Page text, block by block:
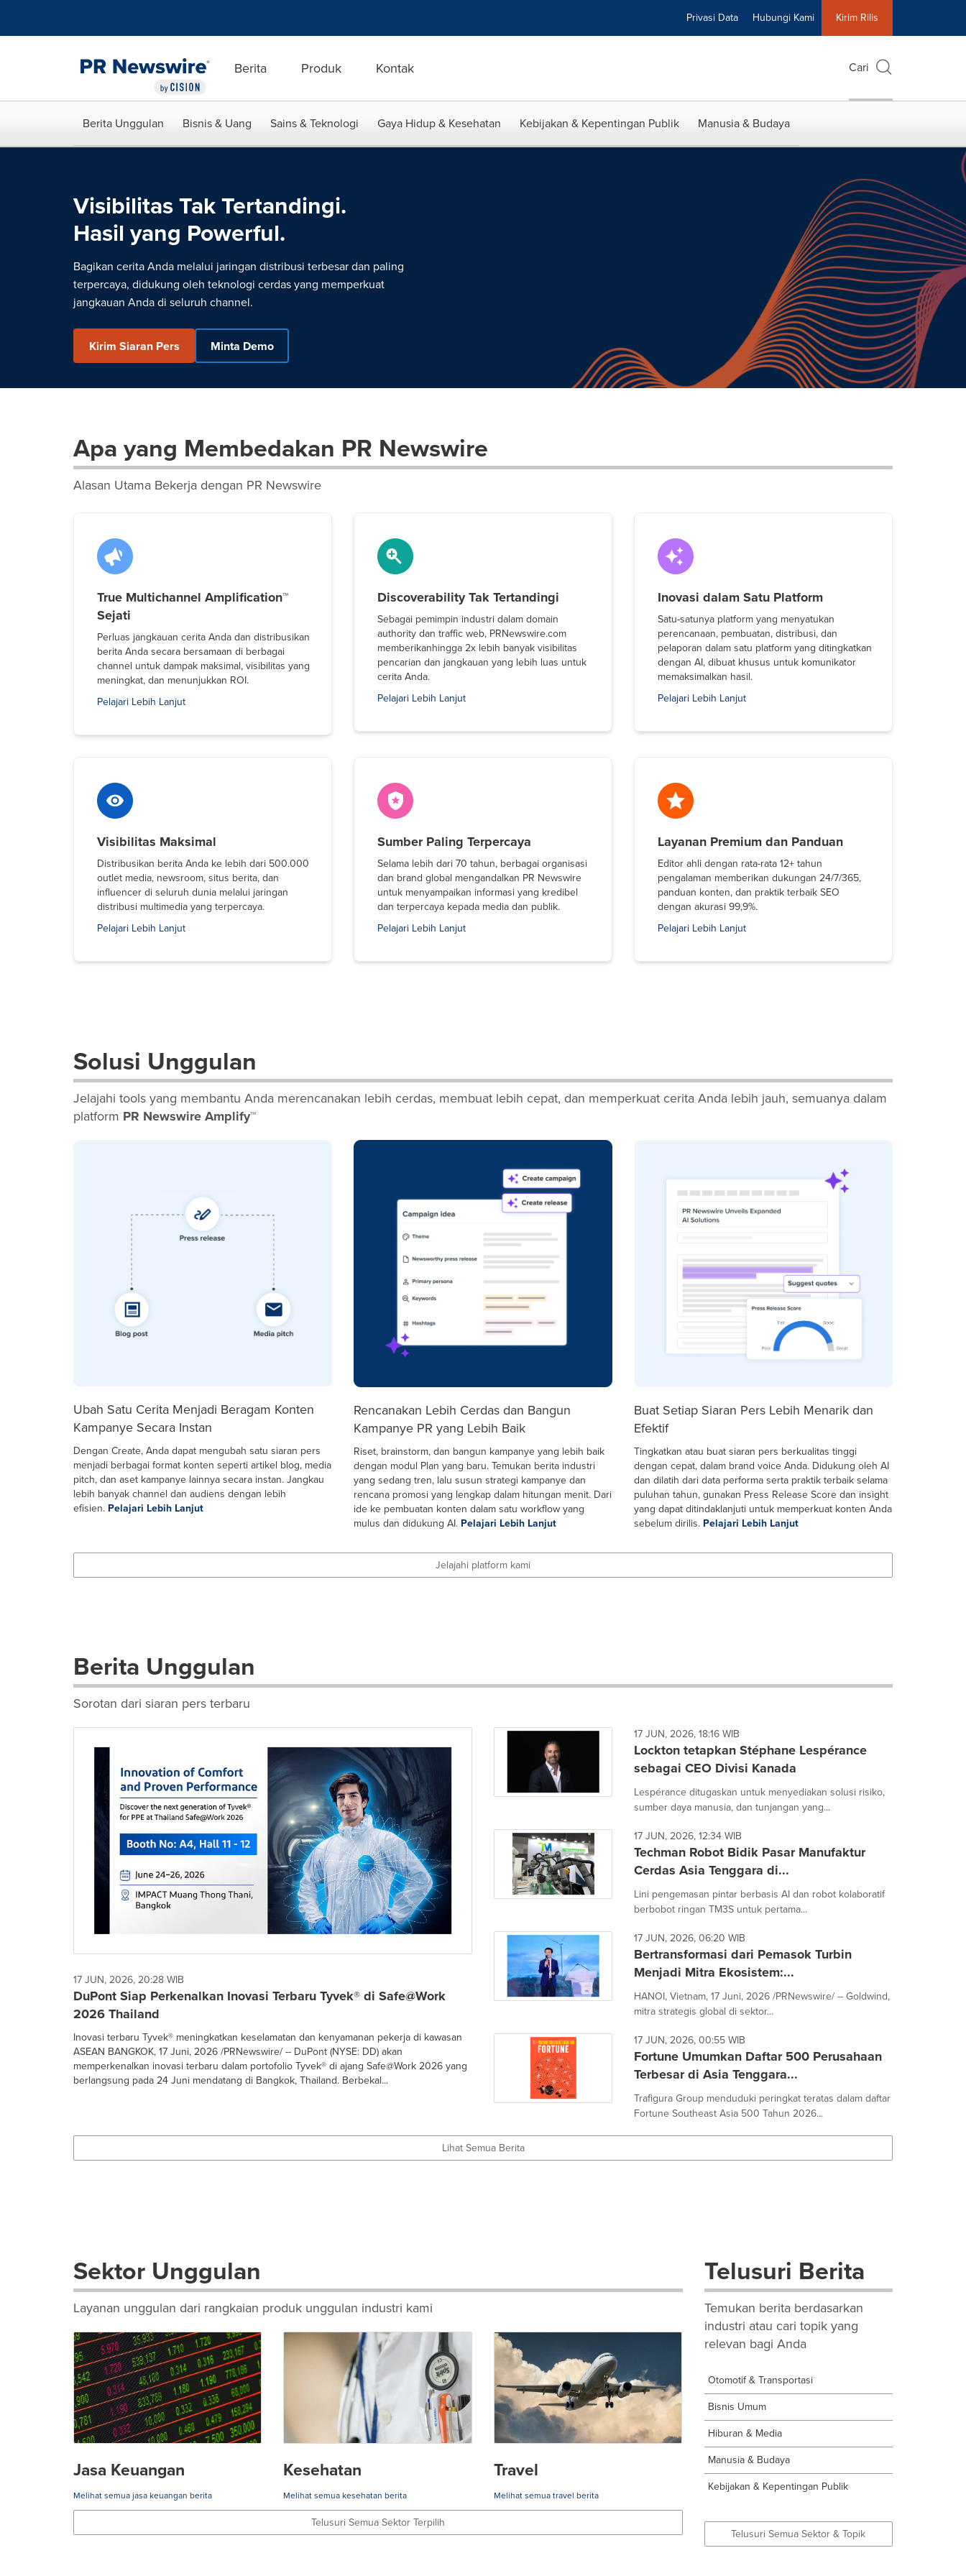
Privasi Data Hubungi Kami Kirim Rilis
Berita Produk Kontak Cari
Berita Unggulan Bisnis & Uang Sains & Teknologi Gaya Hidup & Kesehatan Kebijakan & Kepentingan Publik Manusia & Budaya
Visibilitas Tak Tertandingi.
Hasil yang Powerful.
Bagikan cerita Anda melalui jaringan distribusi terbesar dan paling
terpercaya, didukung oleh teknologi cerdas yang memperkuat
jangkauan Anda di seluruh channel.
Kirim Siaran Pers Minta Demo
Apa yang Membedakan PR Newswire
Alasan Utama Bekerja dengan PR Newswire
True Multichannel Amplification™
Sejati
Perluas jangkauan cerita Anda dan distribusikan
berita Anda secara bersamaan di berbagai
channel untuk dampak maksimal, visibilitas yang
meningkat, dan menunjukkan ROI.
Pelajari Lebih Lanjut
Discoverability Tak Tertandingi
Sebagai pemimpin industri dalam domain
authority dan traffic web, PRNewswire.com
memberikanhingga 2x lebih banyak visibilitas
pencarian dan jangkauan yang lebih luas untuk
cerita Anda.
Pelajari Lebih Lanjut
Inovasi dalam Satu Platform
Satu-satunya platform yang menyatukan
perencanaan, pembuatan, distribusi, dan
pelaporan dalam satu platform yang ditingkatkan
dengan AI, dibuat khusus untuk komunikator
memaksimalkan hasil.
Pelajari Lebih Lanjut
Visibilitas Maksimal
Distribusikan berita Anda ke lebih dari 500.000
outlet media, newsroom, situs berita, dan
influencer di seluruh dunia melalui jaringan
distribusi multimedia yang terpercaya.
Pelajari Lebih Lanjut
Sumber Paling Terpercaya
Selama lebih dari 70 tahun, berbagai organisasi
dan brand global mengandalkan PR Newswire
untuk menyampaikan informasi yang kredibel
dan terpercaya kepada media dan publik.
Pelajari Lebih Lanjut
Layanan Premium dan Panduan
Editor ahli dengan rata-rata 12+ tahun
pengalaman memberikan dukungan 24/7/365,
panduan konten, dan praktik terbaik SEO
dengan akurasi 99,9%.
Pelajari Lebih Lanjut
Solusi Unggulan
Jelajahi tools yang membantu Anda merencanakan lebih cerdas, membuat lebih cepat, dan memperkuat cerita Anda lebih jauh, semuanya dalam
platform PR Newswire Amplify™
Ubah Satu Cerita Menjadi Beragam Konten
Kampanye Secara Instan
Dengan Create, Anda dapat mengubah satu siaran pers
menjadi berbagai format konten seperti artikel blog, media
pitch, dan aset kampanye lainnya secara instan. Jangkau
lebih banyak channel dan audiens dengan lebih
efisien. Pelajari Lebih Lanjut
Rencanakan Lebih Cerdas dan Bangun
Kampanye PR yang Lebih Baik
Riset, brainstorm, dan bangun kampanye yang lebih baik
dengan modul Plan yang baru. Temukan berita industri
yang sedang tren, lalu susun strategi kampanye dan
rencana promosi yang lengkap dalam hitungan menit. Dari
ide ke pembuatan konten dalam satu workflow yang
mulus dan didukung AI. Pelajari Lebih Lanjut
Buat Setiap Siaran Pers Lebih Menarik dan
Efektif
Tingkatkan atau buat siaran pers berkualitas tinggi
dengan cepat, dalam brand voice Anda. Didukung oleh AI
dan dilatih dari data performa serta praktik terbaik selama
puluhan tahun, gunakan Press Release Score dan insight
yang dapat ditindaklanjuti untuk memperkuat konten Anda
sebelum dirilis. Pelajari Lebih Lanjut
Jelajahi platform kami
Berita Unggulan
Sorotan dari siaran pers terbaru
17 JUN, 2026, 20:28 WIB
DuPont Siap Perkenalkan Inovasi Terbaru Tyvek® di Safe@Work
2026 Thailand
Inovasi terbaru Tyvek® meningkatkan keselamatan dan kenyamanan pekerja di kawasan
ASEAN BANGKOK, 17 Juni, 2026 /PRNewswire/ -- DuPont (NYSE: DD) akan
memperkenalkan inovasi terbaru dalam portofolio Tyvek® di ajang Safe@Work 2026 yang
berlangsung pada 24 Juni mendatang di Bangkok, Thailand. Berbekal...
17 JUN, 2026, 18:16 WIB
Lockton tetapkan Stéphane Lespérance
sebagai CEO Divisi Kanada
Lespérance ditugaskan untuk menyediakan solusi risiko,
sumber daya manusia, dan tunjangan yang...
17 JUN, 2026, 12:34 WIB
Techman Robot Bidik Pasar Manufaktur
Cerdas Asia Tenggara di...
Lini pengemasan pintar berbasis AI dan robot kolaboratif
berbobot ringan TM3S untuk pertama...
17 JUN, 2026, 06:20 WIB
Bertransformasi dari Pemasok Turbin
Menjadi Mitra Ekosistem:...
HANOI, Vietnam, 17 Juni, 2026 /PRNewswire/ -- Goldwind,
mitra strategis global di sektor...
17 JUN, 2026, 00:55 WIB
Fortune Umumkan Daftar 500 Perusahaan
Terbesar di Asia Tenggara...
Trafigura Group menduduki peringkat teratas dalam daftar
Fortune Southeast Asia 500 Tahun 2026...
Lihat Semua Berita
Sektor Unggulan
Layanan unggulan dari rangkaian produk unggulan industri kami
Jasa Keuangan
Melihat semua jasa keuangan berita
Kesehatan
Melihat semua kesehatan berita
Travel
Melihat semua travel berita
Telusuri Semua Sektor Terpilih
Telusuri Berita
Temukan berita berdasarkan
industri atau cari topik yang
relevan bagi Anda
Otomotif & Transportasi
Bisnis Umum
Hiburan & Media
Manusia & Budaya
Kebijakan & Kepentingan Publik
Telusuri Semua Sektor & Topik